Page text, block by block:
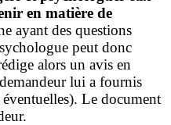
en matière de
ayant des questions
peut donc
alors un avis en
lui a fournis
Le document